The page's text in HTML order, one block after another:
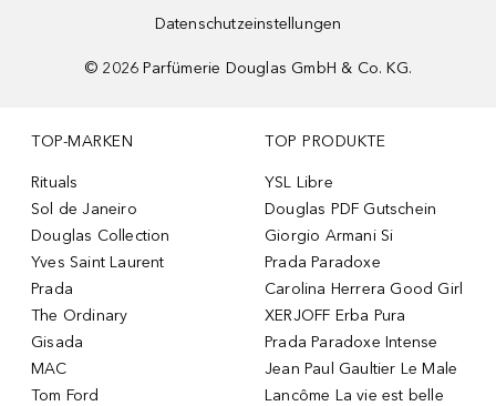
Datenschutzeinstellungen
© 2026 Parfümerie Douglas GmbH & Co. KG.
TOP-MARKEN
Rituals
Sol de Janeiro
Douglas Collection
Yves Saint Laurent
Prada
The Ordinary
Gisada
MAC
Tom Ford
TOP PRODUKTE
YSL Libre
Douglas PDF Gutschein
Giorgio Armani Si
Prada Paradoxe
Carolina Herrera Good Girl
XERJOFF Erba Pura
Prada Paradoxe Intense
Jean Paul Gaultier Le Male
Lancôme La vie est belle